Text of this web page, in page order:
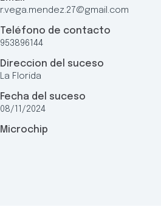
r.vega.mendez.27@gmail.com
Teléfono de contacto
953896144
Direccion del suceso
La Florida
Fecha del suceso
08/11/2024
Microchip